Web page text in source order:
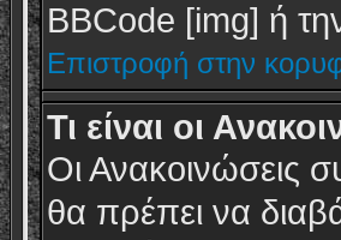
BBCode [img] ή
Επιστροφή στην
Τι είναι οι
Οι Ανακοινώσεις
θα πρέπει να